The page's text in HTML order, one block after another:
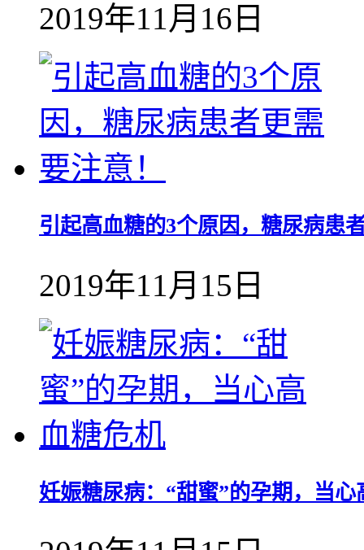
2019年11月16日
引起高血糖的3个原因，糖尿病患
2019年11月15日
妊娠糖尿病：“甜蜜”的孕期，当心